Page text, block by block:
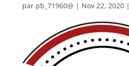
par pb_71960@ | Nov 22, 2020|